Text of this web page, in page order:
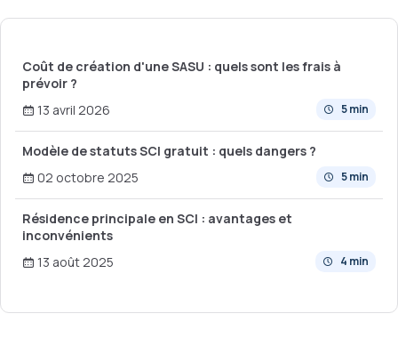
Coût de création d'une SASU : quels sont les frais à
prévoir ?
5 min
13 avril 2026
Modèle de statuts SCI gratuit : quels dangers ?
5 min
02 octobre 2025
Résidence principale en SCI : avantages et
inconvénients
4 min
13 août 2025